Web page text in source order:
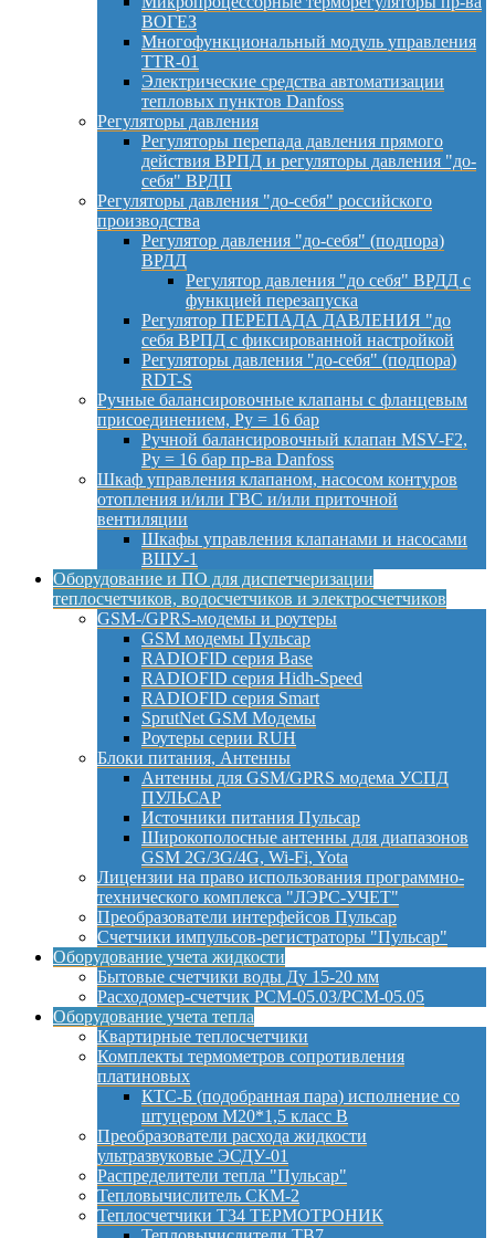
ВОГЕЗ
Многофункциональный модуль управления
TTR-01
Электрические средства автоматизации
тепловых пунктов Danfoss
Регуляторы давления
Регуляторы перепада давления прямого
действия ВРПД и регуляторы давления "до-
себя" ВРДП
Регуляторы давления "до-себя" российского
производства
Регулятор давления "до-себя" (подпора)
ВРДД
Регулятор давления "до себя" ВРДД с
функцией перезапуска
Регулятор ПЕРЕПАДА ДАВЛЕНИЯ "до
себя ВРПД с фиксированной настройкой
Регуляторы давления "до-себя" (подпора)
RDT-S
Ручные балансировочные клапаны с фланцевым
присоединением, Py = 16 бар
Ручной балансировочный клапан MSV-F2,
Py = 16 бар пр-ва Danfoss
Шкаф управления клапаном, насосом контуров
отопления и/или ГВС и/или приточной
вентиляции
Шкафы управления клапанами и насосами
ВШУ-1
Оборудование и ПО для диспетчеризации
теплосчетчиков, водосчетчиков и электросчетчиков
GSM-/GPRS-модемы и роутеры
GSM модемы Пульсар
RADIOFID серия Base
RADIOFID серия Hidh-Speed
RADIOFID серия Smart
SprutNet GSM Модемы
Роутеры серии RUH
Блоки питания, Антенны
Антенны для GSM/GPRS модема УСПД
ПУЛЬСАР
Источники питания Пульсар
Широкополосные антенны для диапазонов
GSM 2G/3G/4G, Wi-Fi, Yota
Лицензии на право использования программно-
технического комплекса "ЛЭРС-УЧЕТ"
Преобразователи интерфейсов Пульсар
Счетчики импульсов-регистраторы "Пульсар"
Оборудование учета жидкости
Бытовые счетчики воды Ду 15-20 мм
Расходомер-счетчик РСМ-05.03/РСМ-05.05
Оборудование учета тепла
Квартирные теплосчетчики
Комплекты термометров сопротивления
платиновых
КТС-Б (подобранная пара) исполнение со
штуцером М20*1,5 класс B
Преобразователи расхода жидкости
ультразвуковые ЭСДУ-01
Распределители тепла "Пульсар"
Тепловычислитель СКМ-2
Теплосчетчики Т34 ТЕРМОТРОНИК